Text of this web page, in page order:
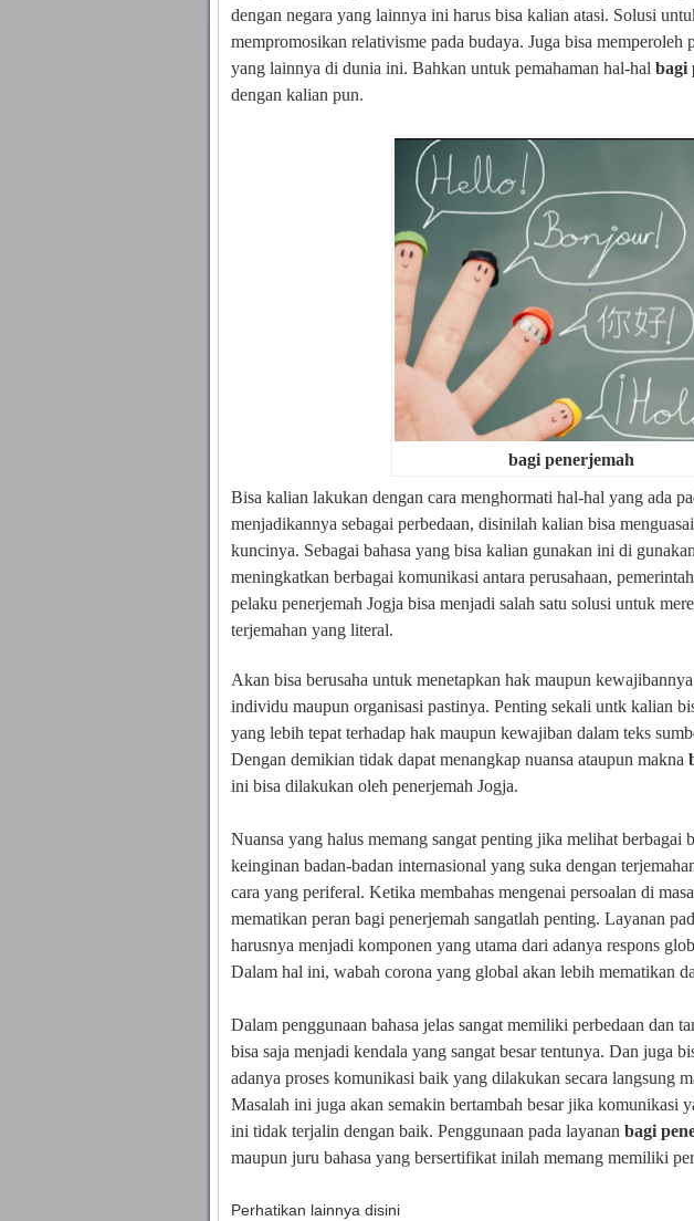
dengan negara yang lainnya ini harus bisa kalian atasi. Solusi
mempromosikan relativisme pada budaya. Juga bisa memperoleh
yang lainnya di dunia ini. Bahkan untuk pemahaman hal-hal bagi
dengan kalian pun.
bagi penerjemah
Bisa kalian lakukan dengan cara menghormati hal-hal yang ada
menjadikannya sebagai perbedaan, disinilah kalian bisa
kuncinya. Sebagai bahasa yang bisa kalian gunakan ini di
meningkatkan berbagai komunikasi antara perusahaan,
pelaku penerjemah Jogja bisa menjadi salah satu solusi untuk
terjemahan yang literal.
Akan bisa berusaha untuk menetapkan hak maupun
individu maupun organisasi pastinya. Penting sekali untk kalian
yang lebih tepat terhadap hak maupun kewajiban dalam teks
Dengan demikian tidak dapat menangkap nuansa ataupun makna
ini bisa dilakukan oleh penerjemah Jogja.
Nuansa yang halus memang sangat penting jika melihat berbagai
keinginan badan-badan internasional yang suka dengan
cara yang periferal. Ketika membahas mengenai persoalan di
mematikan peran bagi penerjemah sangatlah penting. Layanan
harusnya menjadi komponen yang utama dari adanya respons
Dalam hal ini, wabah corona yang global akan lebih mematikan
Dalam penggunaan bahasa jelas sangat memiliki perbedaan dan
bisa saja menjadi kendala yang sangat besar tentunya. Dan juga
adanya proses komunikasi baik yang dilakukan secara langsung
Masalah ini juga akan semakin bertambah besar jika komunikasi
ini tidak terjalin dengan baik. Penggunaan pada layanan bagi
maupun juru bahasa yang bersertifikat inilah memang memiliki
Perhatikan lainnya disini